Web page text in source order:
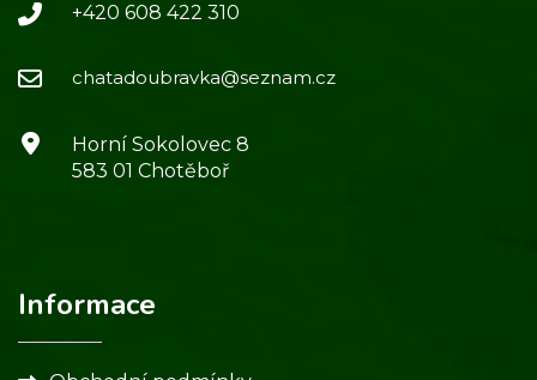
+420 608 422 310
chatadoubravka@seznam.cz
Horní Sokolovec 8
583 01 Chotěboř
Informace